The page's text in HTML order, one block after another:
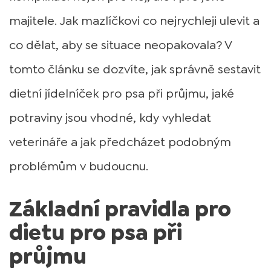
majitele. Jak mazlíčkovi co nejrychleji ulevit a
co dělat, aby se situace neopakovala? V
tomto článku se dozvíte, jak správně sestavit
dietní jídelníček pro psa při průjmu, jaké
potraviny jsou vhodné, kdy vyhledat
veterináře a jak předcházet podobným
problémům v budoucnu.
Základní pravidla pro
dietu pro psa při
průjmu